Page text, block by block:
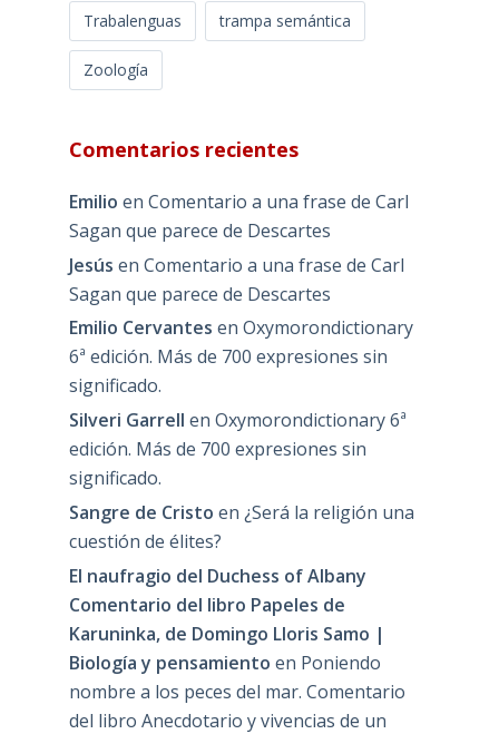
Trabalenguas trampa semántica
Zoología
Comentarios recientes
Emilio en Comentario a una frase de Carl
Sagan que parece de Descartes
Jesús en Comentario a una frase de Carl
Sagan que parece de Descartes
Emilio Cervantes en Oxymorondictionary
6ª edición. Más de 700 expresiones sin
significado.
Silveri Garrell en Oxymorondictionary 6ª
edición. Más de 700 expresiones sin
significado.
Sangre de Cristo en ¿Será la religión una
cuestión de élites?
El naufragio del Duchess of Albany
Comentario del libro Papeles de
Karuninka, de Domingo Lloris Samo |
Biología y pensamiento en Poniendo
nombre a los peces del mar. Comentario
del libro Anecdotario y vivencias de un